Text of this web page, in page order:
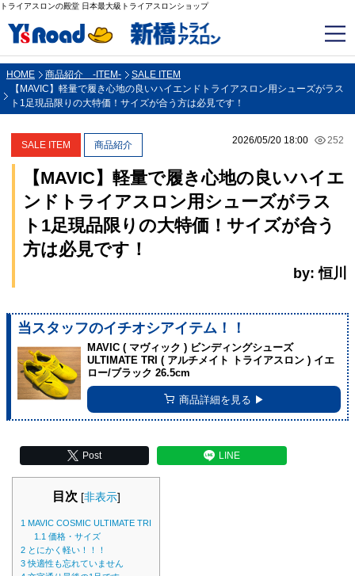
トライアスロンの殿堂 日本最大級トライアスロンショップ
HOME 商品紹介 -ITEM-
SALE ITEM
【MAVIC】軽量で履き心地の良いハイエンドトライアスロン用シューズがラス
ト1足現品限りの大特価！サイズが合う方は必見です！
2026/05/20 18:00 252
SALE ITEM 商品紹介
【MAVIC】軽量で履き心地の良いハイエ
ンドトライアスロン用シューズがラス
ト1足現品限りの大特価！サイズが合う
方は必見です！
by: 恒川
当スタッフのイチオシアイテム！！
MAVIC ( マヴィック ) ビンディングシューズ
ULTIMATE TRI ( アルチメイト トライアスロン ) イエ
ロー/ブラック 26.5cm
商品詳細を見る ▶︎
Post LINE
目次 [非表示]
1 MAVIC COSMIC ULTIMATE TRI
1.1 価格・サイズ
2 とにかく軽い！！！
3快適性も忘れていません